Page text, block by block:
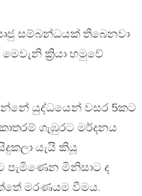
සම්බන්ධයක් තිබෙනවා
ක්‍රියා හමුවේ
යුද්ධයෙන් වසර 5කට
ගැඹුරට මර්දනය
යැයි කියූ
පැමිණෙන මිනිසාට ද
මරණයම වීමය.